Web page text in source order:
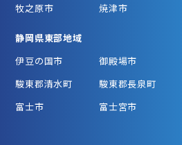
牧之原市
焼津市
静岡県東部地域
伊豆の国市
御殿場市
駿東郡清水町
駿東郡長泉町
富士市
富士宮市